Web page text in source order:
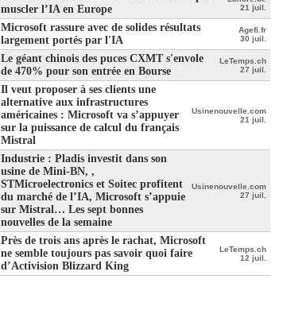
muscler l’IA en Europe
21 juil.
Microsoft rassure avec de solides résultats
largement portés par l'IA
Agefi.fr
30 juil.
Le géant chinois des puces CXMT s'envole
de 470% pour son entrée en Bourse
LeTemps.ch
27 juil.
Il veut proposer à ses clients une
alternative aux infrastructures
américaines : Microsoft va s’appuyer
sur la puissance de calcul du français
Mistral
Usinenouvelle.com
21 juil.
Industrie : Pladis investit dans son
usine de Mini-BN, ,
STMicroelectronics et Soitec profitent
du marché de l’IA, Microsoft s’appuie
sur Mistral… Les sept bonnes
nouvelles de la semaine
Usinenouvelle.com
27 juil.
Près de trois ans après le rachat, Microsoft
ne semble toujours pas savoir quoi faire
d’Activision Blizzard King
LeTemps.ch
12 juil.